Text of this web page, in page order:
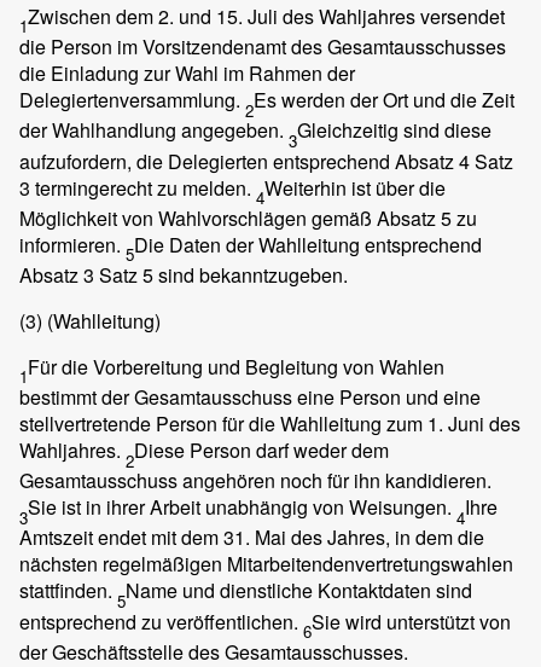
1Zwischen dem 2. und 15. Juli des Wahljahres versendet
die Person im Vorsitzendenamt des Gesamtausschusses
die Einladung zur Wahl im Rahmen der
Delegiertenversammlung. 2Es werden der Ort und die Zeit
der Wahlhandlung angegeben. 3Gleichzeitig sind diese
aufzufordern, die Delegierten entsprechend Absatz 4 Satz
3 termingerecht zu melden. 4Weiterhin ist über die
Möglichkeit von Wahlvorschlägen gemäß Absatz 5 zu
informieren. 5Die Daten der Wahlleitung entsprechend
Absatz 3 Satz 5 sind bekanntzugeben.
(3) (Wahlleitung)
1Für die Vorbereitung und Begleitung von Wahlen
bestimmt der Gesamtausschuss eine Person und eine
stellvertretende Person für die Wahlleitung zum 1. Juni des
Wahljahres. 2Diese Person darf weder dem
Gesamtausschuss angehören noch für ihn kandidieren.
3Sie ist in ihrer Arbeit unabhängig von Weisungen. 4Ihre
Amtszeit endet mit dem 31. Mai des Jahres, in dem die
nächsten regelmäßigen Mitarbeitendenvertretungswahlen
stattfinden. 5Name und dienstliche Kontaktdaten sind
entsprechend zu veröffentlichen. 6Sie wird unterstützt von
der Geschäftsstelle des Gesamtausschusses.